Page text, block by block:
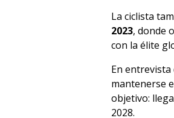
La ciclista
2023, donde
con la élite
En entrevista
mantenerse
objetivo:
2028.